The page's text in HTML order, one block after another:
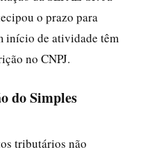
o prazo para
início de atividade têm
no CNPJ.
do Simples
tributários não